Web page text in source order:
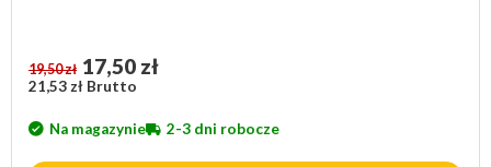
19,50 zł 17,50 zł
21,53 zł Brutto
Na magazynie 2-3 dni robocze